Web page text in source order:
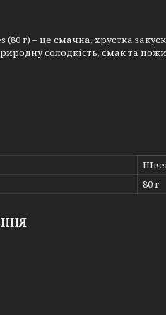
г) – це смачна, хрустка
солодкість, смак та
80 г